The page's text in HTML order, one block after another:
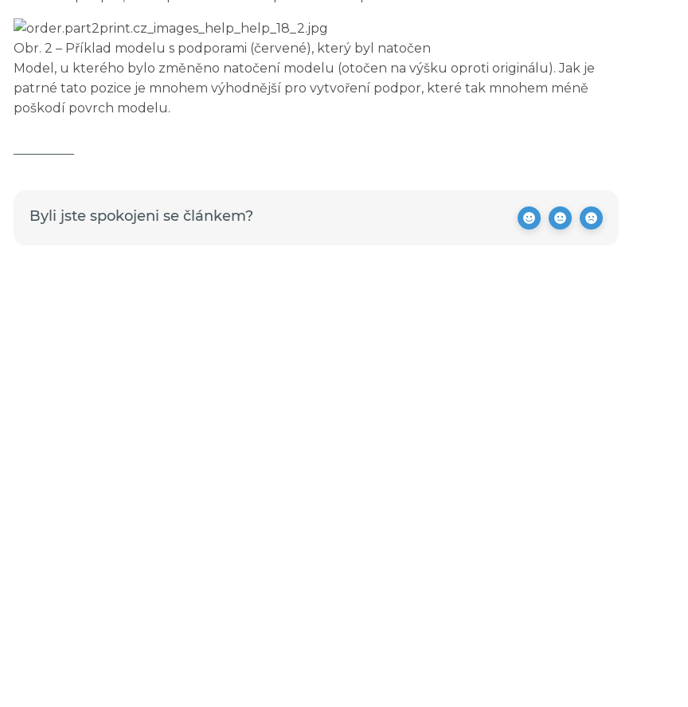
Obr. 2 – Příklad modelu s podporami (červené), který byl natočen
Model, u kterého bylo změněno natočení modelu (otočen na výšku oproti originálu). Jak je
patrné tato pozice je mnohem výhodnější pro vytvoření podpor, které tak mnohem méně
poškodí povrch modelu.
Byli jste spokojeni se článkem?